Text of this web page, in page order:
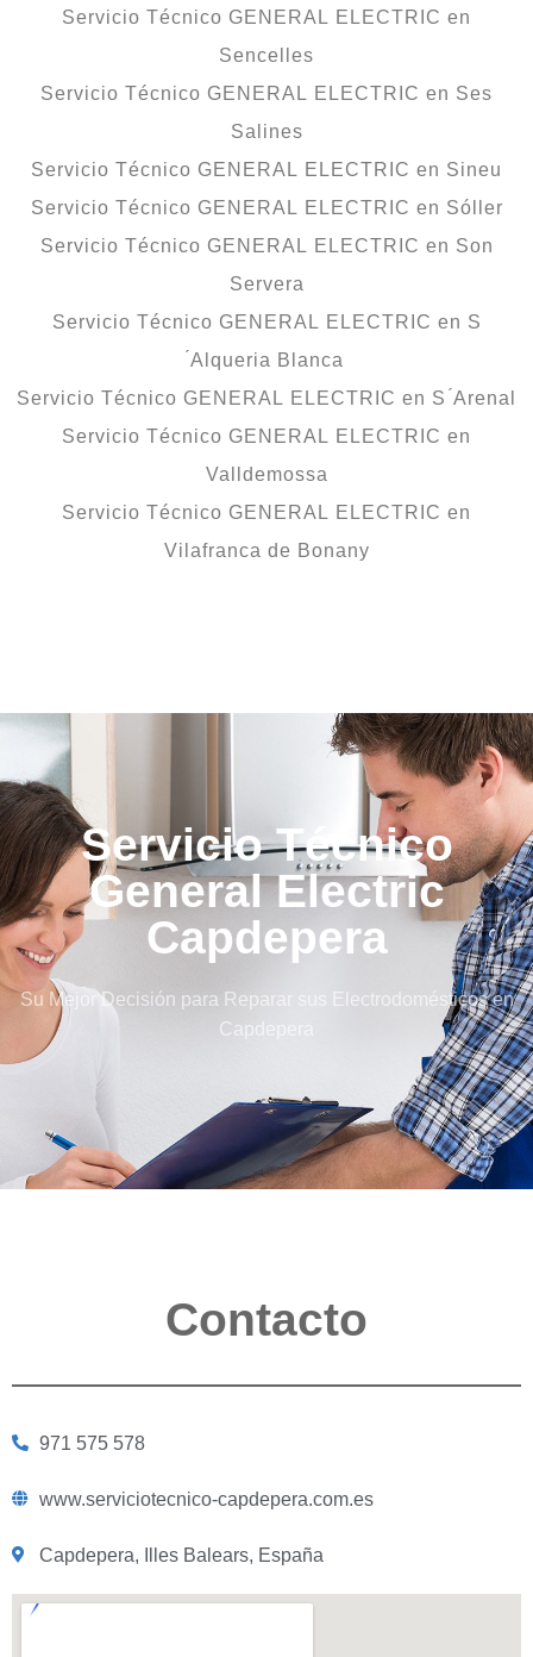
Servicio Técnico GENERAL ELECTRIC en
Sencelles
Servicio Técnico GENERAL ELECTRIC en Ses
Salines
Servicio Técnico GENERAL ELECTRIC en Sineu
Servicio Técnico GENERAL ELECTRIC en Sóller
Servicio Técnico GENERAL ELECTRIC en Son
Servera
Servicio Técnico GENERAL ELECTRIC en S
́Alqueria Blanca
Servicio Técnico GENERAL ELECTRIC en S ́Arenal
Servicio Técnico GENERAL ELECTRIC en
Valldemossa
Servicio Técnico GENERAL ELECTRIC en
Vilafranca de Bonany
Servicio Técnico
General Electric
Capdepera
Su Mejor Decisión para Reparar sus Electrodomésticos en
Capdepera
Contacto
971 575 578
www.serviciotecnico-capdepera.com.es
Capdepera, Illes Balears, España